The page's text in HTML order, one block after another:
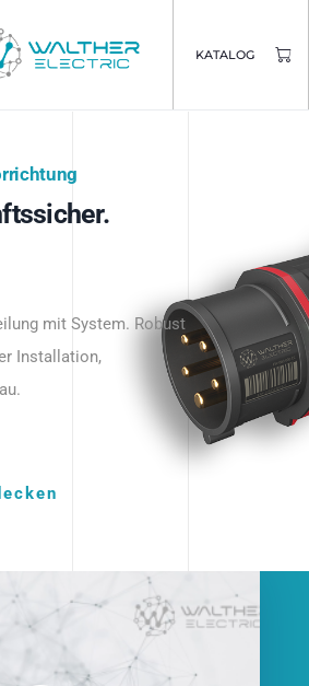
KATALOG
Stromverteilung
hier.
mit System. Robust
Installation,
Energie.
IP-geschützt und